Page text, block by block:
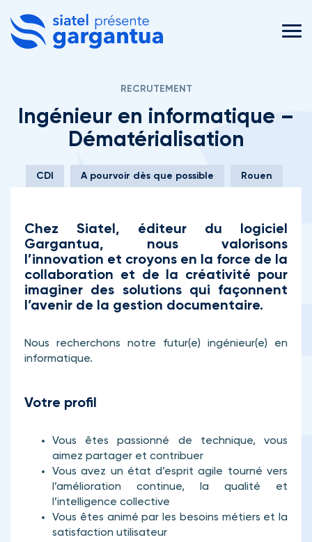
RECRUTEMENT
Ingénieur en informatique –
Dématérialisation
CDI A pourvoir dès que possible Rouen
Chez Siatel, éditeur du logiciel
Gargantua, nous valorisons
l’innovation et croyons en la force de la
collaboration et de la créativité pour
imaginer des solutions qui façonnent
l’avenir de la gestion documentaire.
Nous recherchons notre futur(e) ingénieur(e) en
informatique.
Votre profil
Vous êtes passionné de technique, vous
aimez partager et contribuer
Vous avez un état d’esprit agile tourné vers
l’amélioration continue, la qualité et
l’intelligence collective
Vous êtes animé par les besoins métiers et la
satisfaction utilisateur